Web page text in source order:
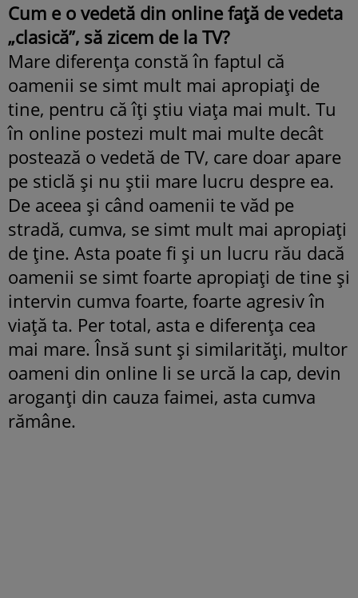
Cum e o vedetă din online față de vedeta
„clasică”, să zicem de la TV?
Mare diferența constă în faptul că
oamenii se simt mult mai apropiați de
tine, pentru că îți știu viața mai mult. Tu
în online postezi mult mai multe decât
postează o vedetă de TV, care doar apare
pe sticlă și nu știi mare lucru despre ea.
De aceea și când oamenii te văd pe
stradă, cumva, se simt mult mai apropiați
de ține. Asta poate fi și un lucru rău dacă
oamenii se simt foarte apropiați de tine și
intervin cumva foarte, foarte agresiv în
viață ta. Per total, asta e diferența cea
mai mare. Însă sunt și similarități, multor
oameni din online li se urcă la cap, devin
aroganți din cauza faimei, asta cumva
rămâne.